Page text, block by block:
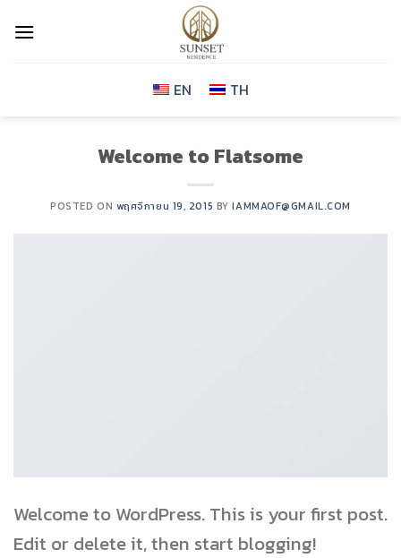
EN
TH
Welcome to Flatsome
POSTED ON พฤศจิกายน 19, 2015 BYIAMMAOF@GMAIL.COM
Welcome to WordPress. This is your first post.
Edit or delete it, then start blogging!